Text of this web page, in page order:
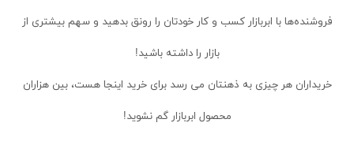
فروشنده‌ها با ابربازار کسب و کار خودتان را رونق بدهید و سهم بیشتری از
بازار را داشته باشید!
خریداران هر چیزی به ذهنتان می رسد برای خرید اینجا هست، بین هزاران
محصول ابربازار گم نشوید!